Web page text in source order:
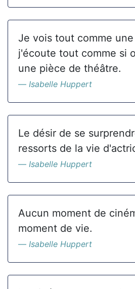
Je vois tout comme
j'écoute tout comme si
une pièce de théâtre.
Isabelle Huppert
Le désir de se
ressorts de la vie
Isabelle Huppert
Aucun moment de
moment de vie.
Isabelle Huppert